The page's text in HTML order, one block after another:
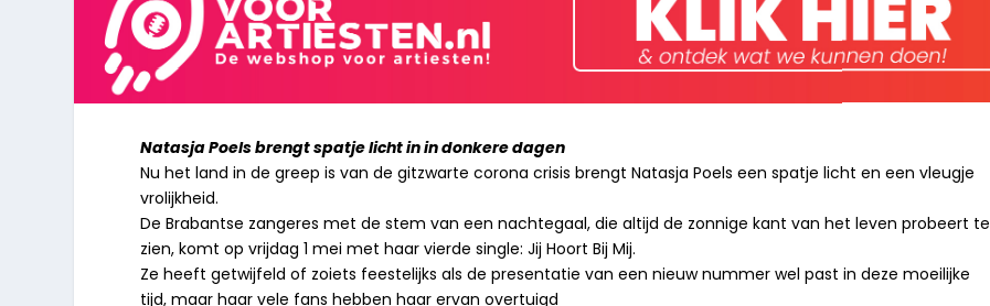
Natasja Poels brengt spatje licht in in donkere dagen
Nu het land in de greep is van de gitzwarte corona crisis brengt Natasja Poels een spatje licht en een vleugje
vrolijkheid.
De Brabantse zangeres met de stem van een nachtegaal, die altijd de zonnige kant van het leven probeert te
zien, komt op vrijdag 1 mei met haar vierde single: Jij Hoort Bij Mij.
Ze heeft getwijfeld of zoiets feestelijks als de presentatie van een nieuw nummer wel past in deze moeilijke
tijd, maar haar vele fans hebben haar ervan overtuigd